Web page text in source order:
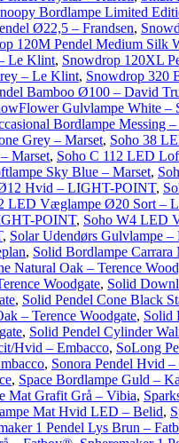
Bordlampe Limited
Ø22,5 – Frandsen,
120M Pendel Medium Silk
Le Klint, Snowdrop 120XL
– Le Klint, Snowdrop 320
Bamboo Ø100 – David
Gulvlampe White –
Bordlampe Messing
Grey – Marset, Soho 38
Marset, Soho C 112 LED
Sky Blue – Marset,
Hvid – LIGHT-POINT,
LED Væglampe Ø20 Sort –
POINT, Soho W4 LED
, Solar Udendørs Gulvlampe –
, Solid Bordlampe Carrara
Natural Oak – Terence
Woodgate, Solid
, Solid Pendel Cone Black
– Terence Woodgate, Solid
, Solid Pendel Cylinder
Hvid – Embacco, SoLong
, Sonora Pendel Hvid –
, Space Bordlampe Guld –
Mat Grafit Grå – Vibia,
Mat Hvid LED – Belid,
1 Pendel Lys Brun –